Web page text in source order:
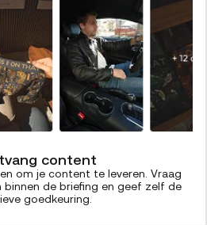
content
om je content te leveren. Vraag
binnen de briefing en geef zelf de
goedkeuring.